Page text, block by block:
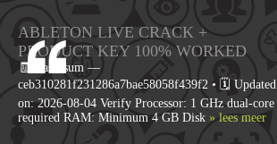
ABLETON LIVE CRACK +
PRODUCT KEY 100% WORKED
🧾 Hash-sum —
ceb310281f231286a7bae58058f439f2 • 🗓 Updated
on: 2026-08-04 Verify Processor: 1 GHz dual-core
required RAM: Minimum 4 GB Disk » lees meer